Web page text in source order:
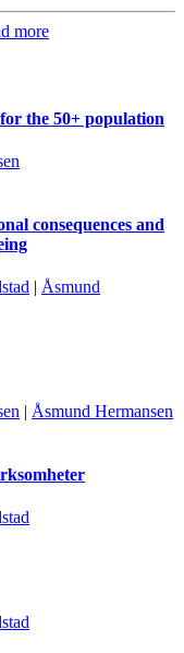
more
the 50+ population
consequences and
| Åsmund
| Åsmund Hermansen